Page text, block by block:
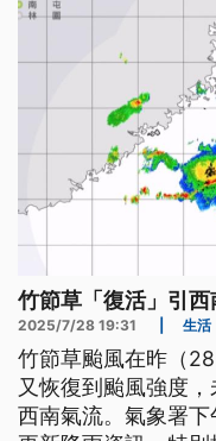
竹節草「復活」引
2025/7/28 19:31 生活
竹節草颱風在昨（
又恢復到颱風強度
西南氣流。氣象署